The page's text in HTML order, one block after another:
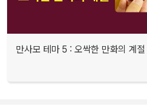
만사모 테마 5 : 오싹한 만화의 계절